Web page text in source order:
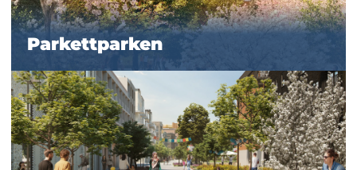
Parkettparken